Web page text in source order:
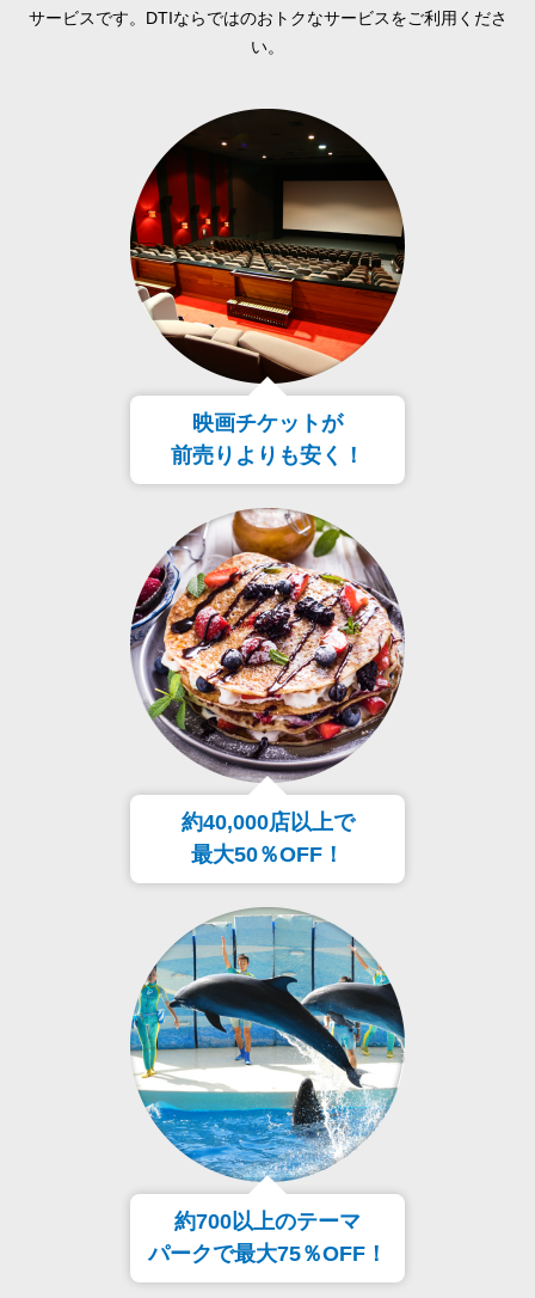
サービスです。DTIならではのおトクなサービスをご利用くださ
い。
映画チケットが
前売りよりも安く！
約40,000店以上で
最大50％OFF！
約700以上のテーマ
パークで最大75％OFF！